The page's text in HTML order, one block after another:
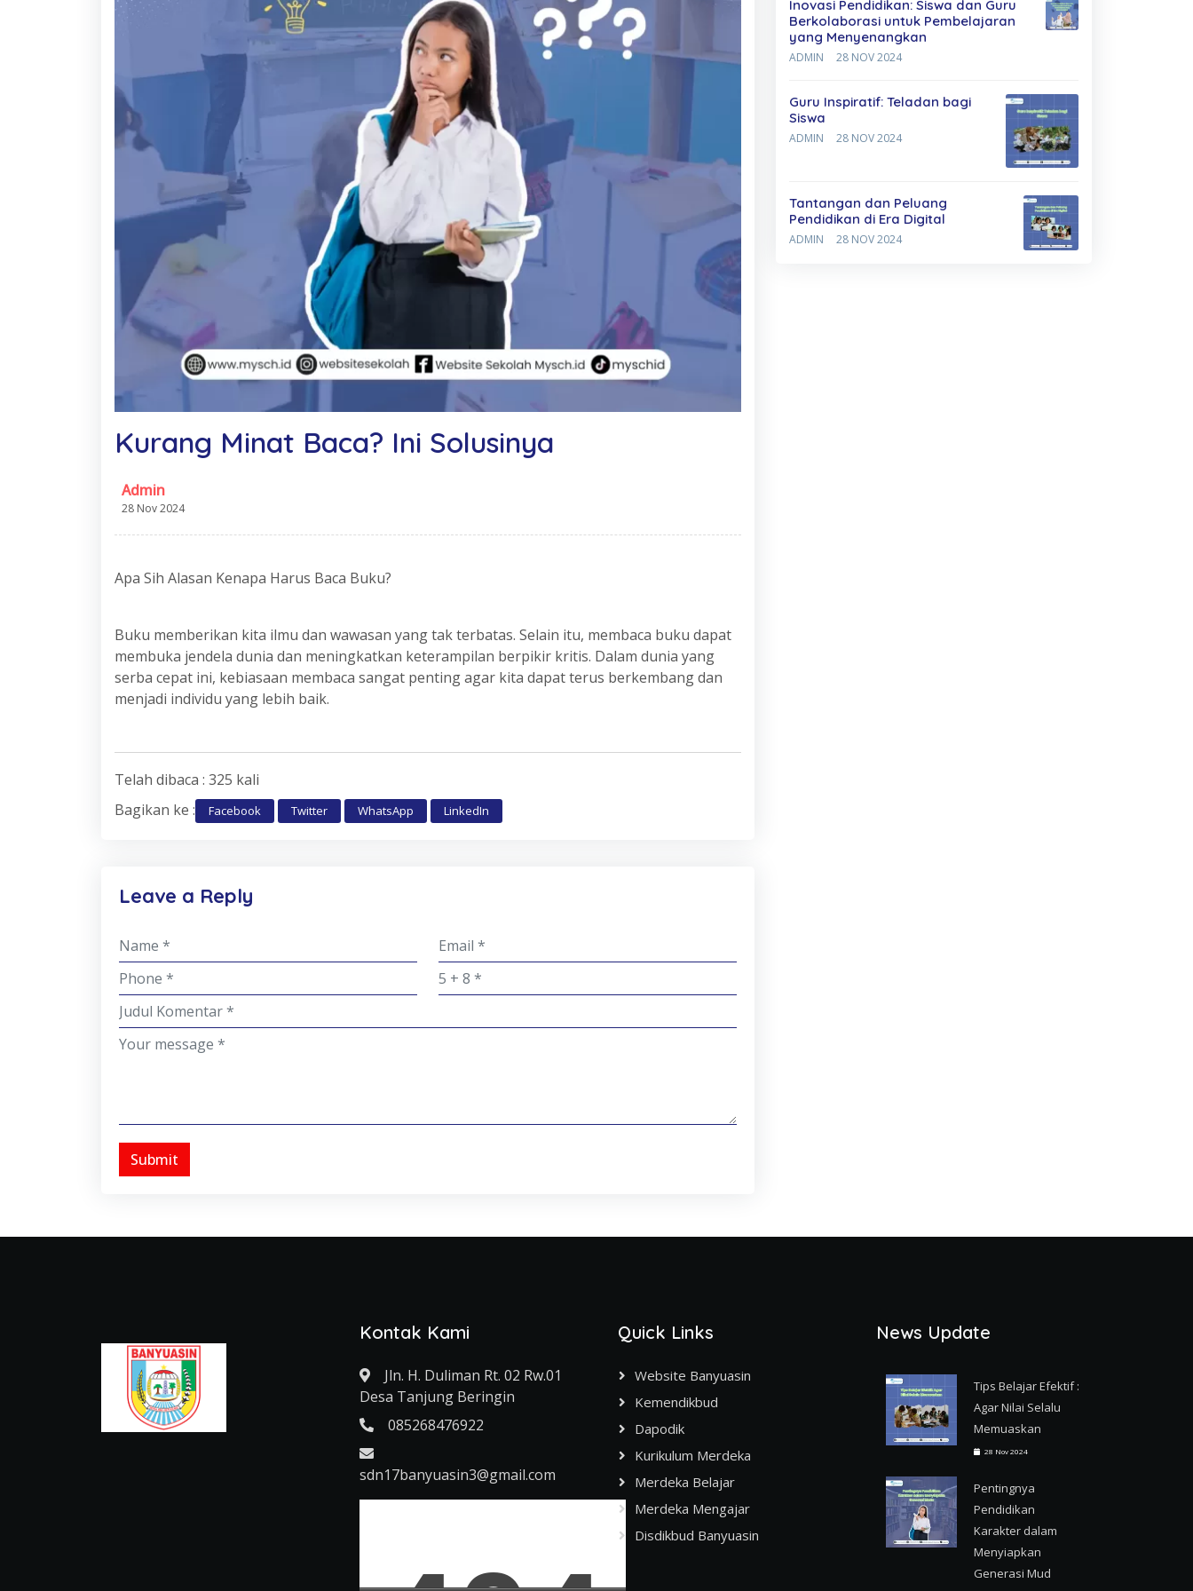
Kurang Minat Baca? Ini Solusinya
Admin
28 Nov 2024
Apa Sih Alasan Kenapa Harus Baca Buku?
Buku memberikan kita ilmu dan wawasan yang tak terbatas. Selain itu, membaca buku dapat
membuka jendela dunia dan meningkatkan keterampilan berpikir kritis. Dalam dunia yang
serba cepat ini, kebiasaan membaca sangat penting agar kita dapat terus berkembang dan
menjadi individu yang lebih baik.
Telah dibaca : 325 kali
Bagikan ke :
Facebook Twitter WhatsApp LinkedIn
Leave a Reply
Submit
Inovasi Pendidikan: Siswa dan Guru
Berkolaborasi untuk Pembelajaran
yang Menyenangkan
ADMIN 28 NOV 2024
Guru Inspiratif: Teladan bagi
Siswa
ADMIN 28 NOV 2024
Tantangan dan Peluang
Pendidikan di Era Digital
ADMIN 28 NOV 2024
Kontak Kami
Jln. H. Duliman Rt. 02 Rw.01
Desa Tanjung Beringin
085268476922
sdn17banyuasin3@gmail.com
Quick Links
Website Banyuasin
Kemendikbud
Dapodik
Kurikulum Merdeka
Merdeka Belajar
Merdeka Mengajar
Disdikbud Banyuasin
News Update
Tips Belajar Efektif :
Agar Nilai Selalu
Memuaskan
28 Nov 2024
Pentingnya
Pendidikan
Karakter dalam
Menyiapkan
Generasi Mud